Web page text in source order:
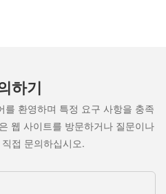
하기
를 환영하며 특정 요구 사항을 충족
웹 사이트를 방문하거나 질문이나
접 문의하십시오.